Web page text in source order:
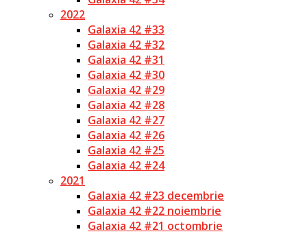
2022
Galaxia 42 #33
Galaxia 42 #32
Galaxia 42 #31
Galaxia 42 #30
Galaxia 42 #29
Galaxia 42 #28
Galaxia 42 #27
Galaxia 42 #26
Galaxia 42 #25
Galaxia 42 #24
2021
Galaxia 42 #23 decembrie
Galaxia 42 #22 noiembrie
Galaxia 42 #21 octombrie